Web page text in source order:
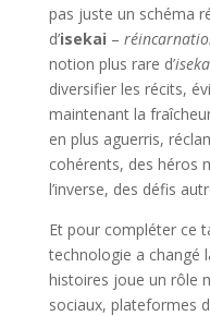
pas juste un schéma
d’isekai –
notion plus rare d’
diversifier les récits,
maintenant la
en plus aguerris,
cohérents, des héros
l’inverse, des défis
Et pour compléter ce
technologie a changé
histoires joue un rôle
sociaux, plateformes